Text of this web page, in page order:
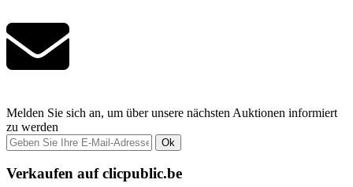
Melden Sie sich an, um über unsere nächsten Auktionen informiert
zu werden
Ok
Verkaufen auf clicpublic.be